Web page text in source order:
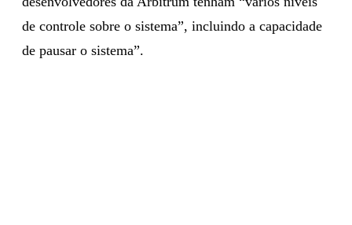
de controle sobre o sistema”, incluindo a capacidade
de pausar o sistema”.